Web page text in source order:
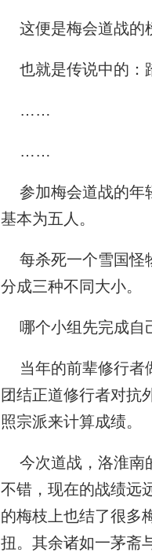
这便是梅会道战的
也就是传说中的：
……
……
参加梅会道战的年
基本为五人。
每杀死一个雪国怪
分成三种不同大小。
哪个小组先完成自
当年的前辈修行者
团结正道修行者对抗
照宗派来计算成绩。
今次道战，洛淮南
不错，现在的战绩远
的梅枝上也结了很多
扭。其余诸如一茅斋